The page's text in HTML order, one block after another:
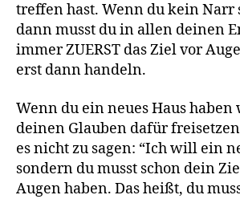
treffen hast. Wenn du kein Narr
dann musst du in allen deinen
immer ZUERST das Ziel vor
erst dann handeln.
Wenn du ein neues Haus
deinen Glauben dafür
es nicht zu sagen: “Ich will ein
sondern du musst schon dein
Augen haben. Das heißt, du